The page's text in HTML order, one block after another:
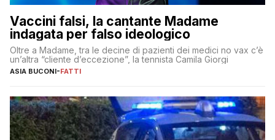
Vaccini falsi, la cantante Madame
indagata per falso ideologico
Oltre a Madame, tra le decine di pazienti dei medici no vax c’è
un’altra “cliente d’eccezione”, la tennista Camila Giorgi
ASIA BUCONI-FATTI